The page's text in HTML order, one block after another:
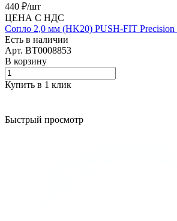
440 ₽/шт
ЦЕНА С НДС
Сопло 2,0 мм (HK20) PUSH-FIT Precision
Есть в наличии
Арт. BT0008853
В корзину
Купить в 1 клик
Быстрый просмотр